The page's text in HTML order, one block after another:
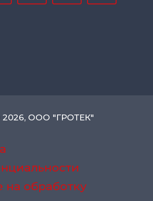
2026, ООО "ГРОТЕК"
на обработку